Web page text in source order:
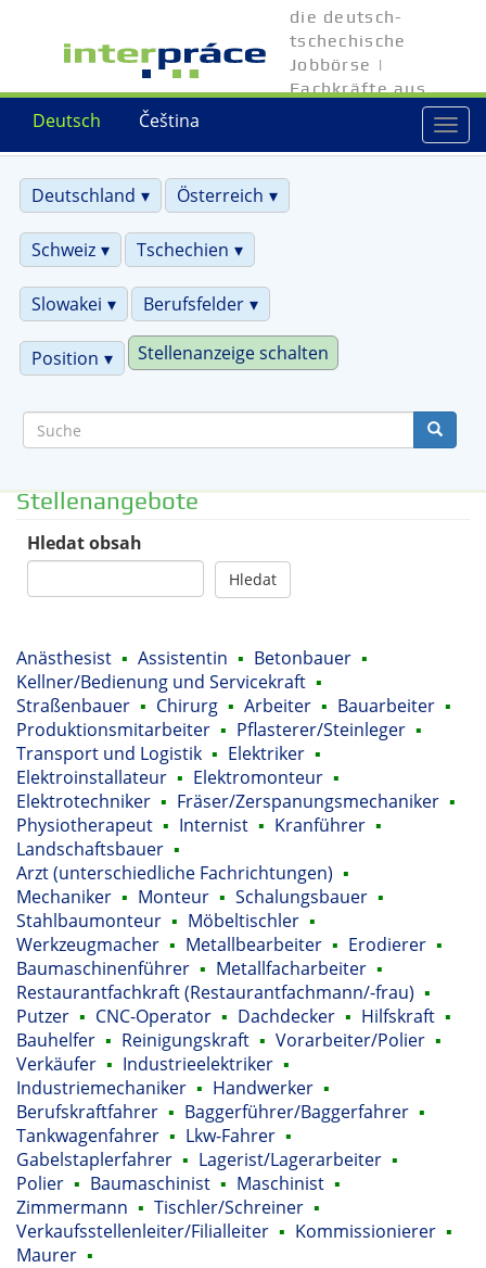
Čeština
Deutsch
die deutsch-
tschechische
Jobbörse |
Fachkräfte aus
Tschechien
Deutschland
Österreich
Schweiz Tschechien
Slowakei Berufsfelder
Position Stellenanzeige schalten
Stellenangebote
Hledat obsah
Hledat
Anästhesist ▪ Assistentin ▪ Betonbauer ▪
Kellner/Bedienung und Servicekraft ▪
Straßenbauer ▪ Chirurg ▪ Arbeiter ▪ Bauarbeiter ▪
Produktionsmitarbeiter ▪ Pflasterer/Steinleger ▪
Transport und Logistik ▪ Elektriker ▪
Elektroinstallateur ▪ Elektromonteur ▪
Elektrotechniker ▪ Fräser/Zerspanungsmechaniker ▪
Physiotherapeut ▪ Internist ▪ Kranführer ▪
Landschaftsbauer ▪
Arzt (unterschiedliche Fachrichtungen) ▪
Mechaniker ▪ Monteur ▪ Schalungsbauer ▪
Stahlbaumonteur ▪ Möbeltischler ▪
Werkzeugmacher ▪ Metallbearbeiter ▪ Erodierer ▪
Baumaschinenführer ▪ Metallfacharbeiter ▪
Restaurantfachkraft (Restaurantfachmann/-frau) ▪
Putzer ▪ CNC-Operator ▪ Dachdecker ▪ Hilfskraft ▪
Bauhelfer ▪ Reinigungskraft ▪ Vorarbeiter/Polier ▪
Verkäufer ▪ Industrieelektriker ▪
Industriemechaniker ▪ Handwerker ▪
Berufskraftfahrer ▪ Baggerführer/Baggerfahrer ▪
Tankwagenfahrer ▪ Lkw-Fahrer ▪
Gabelstaplerfahrer ▪ Lagerist/Lagerarbeiter ▪
Polier ▪ Baumaschinist ▪ Maschinist ▪
Zimmermann ▪ Tischler/Schreiner ▪
Verkaufsstellenleiter/Filialleiter ▪ Kommissionierer ▪
Maurer ▪